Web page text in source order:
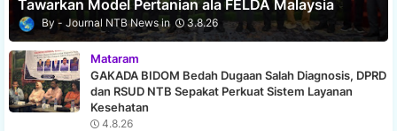
Tawarkan Model Pertanian ala FELDA Malaysia
Journal NTB News 3.8.26
Mataram
GAKADA BIDOM Bedah Dugaan Salah Diagnosis, DPRD
dan RSUD NTB Sepakat Perkuat Sistem Layanan
Kesehatan
4.8.26